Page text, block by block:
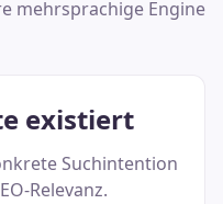
mehrsprachige Engine
existiert
Suchintention
Relevanz.